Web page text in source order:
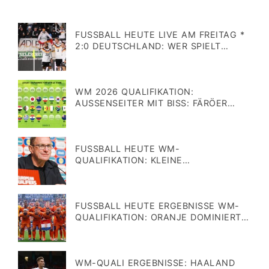
FUSSBALL HEUTE LIVE AM FREITAG * 2
:0 DEUTSCHLAND: WER SPIELT H
WM 2026 QUALIFIKATION:
AUSSENSEITER MIT BISS: FÄRÖER T
FUSSBALL HEUTE WM-Q
UALIFIKATION: KLEINE F
FUSSBALL HEUTE ERGEBNISSE WM-Q
UALIFIKATION: ORANJE DOMINIERT W
WM-QUALI ERGEBNISSE: HAALAND